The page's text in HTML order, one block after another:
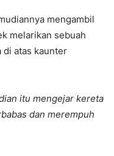
mengambil
melarikan sebuah
di atas kaunter
itu mengejar kereta
dan merempuh